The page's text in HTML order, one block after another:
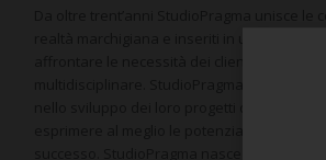
Da oltre trent’anni StudioPragma unisce
multidisciplinare. StudioPragma
nello sviluppo dei loro progetti di
esprimere al meglio le potenzialità del suo